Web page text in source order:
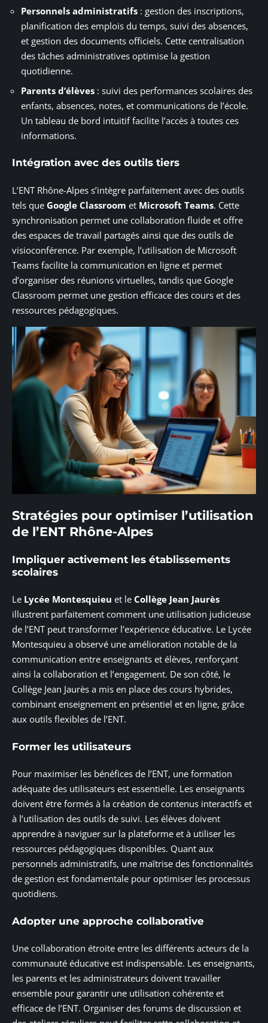
Personnels administratifs : gestion des inscriptions,
planification des emplois du temps, suivi des absences,
et gestion des documents officiels. Cette centralisation
des tâches administratives optimise la gestion
quotidienne.
Parents d’élèves : suivi des performances scolaires des
enfants, absences, notes, et communications de l’école.
Un tableau de bord intuitif facilite l’accès à toutes ces
informations.
Intégration avec des outils tiers
L’ENT Rhône-Alpes s’intègre parfaitement avec des outils
tels que Google Classroom et Microsoft Teams. Cette
synchronisation permet une collaboration fluide et offre
des espaces de travail partagés ainsi que des outils de
visioconférence. Par exemple, l’utilisation de Microsoft
Teams facilite la communication en ligne et permet
d’organiser des réunions virtuelles, tandis que Google
Classroom permet une gestion efficace des cours et des
ressources pédagogiques.
Stratégies pour optimiser l’utilisation
de l’ENT Rhône-Alpes
Impliquer activement les établissements
scolaires
Le Lycée Montesquieu et le Collège Jean Jaurès
illustrent parfaitement comment une utilisation judicieuse
de l’ENT peut transformer l’expérience éducative. Le Lycée
Montesquieu a observé une amélioration notable de la
communication entre enseignants et élèves, renforçant
ainsi la collaboration et l’engagement. De son côté, le
Collège Jean Jaurès a mis en place des cours hybrides,
combinant enseignement en présentiel et en ligne, grâce
aux outils flexibles de l’ENT.
Former les utilisateurs
Pour maximiser les bénéfices de l’ENT, une formation
adéquate des utilisateurs est essentielle. Les enseignants
doivent être formés à la création de contenus interactifs et
à l’utilisation des outils de suivi. Les élèves doivent
apprendre à naviguer sur la plateforme et à utiliser les
ressources pédagogiques disponibles. Quant aux
personnels administratifs, une maîtrise des fonctionnalités
de gestion est fondamentale pour optimiser les processus
quotidiens.
Adopter une approche collaborative
Une collaboration étroite entre les différents acteurs de la
communauté éducative est indispensable. Les enseignants,
les parents et les administrateurs doivent travailler
ensemble pour garantir une utilisation cohérente et
efficace de l’ENT. Organiser des forums de discussion et